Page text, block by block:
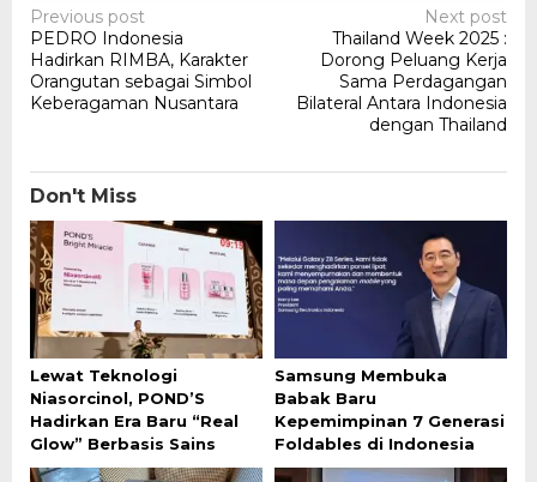
Post
navigation
Previous post
PEDRO Indonesia
Hadirkan RIMBA, Karakter
Orangutan sebagai Simbol
Keberagaman Nusantara
Next post
Thailand Week 2025 :
Dorong Peluang Kerja
Sama Perdagangan
Bilateral Antara Indonesia
dengan Thailand
Don't Miss
Lewat Teknologi
Niasorcinol, POND’S
Hadirkan Era Baru “Real
Glow” Berbasis Sains
Samsung Membuka
Babak Baru
Kepemimpinan 7 Generasi
Foldables di Indonesia